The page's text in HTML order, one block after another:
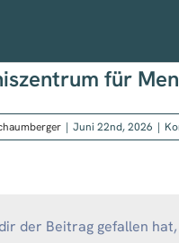
für
| Juni 22nd, 2026 |
der Beitrag gefallen